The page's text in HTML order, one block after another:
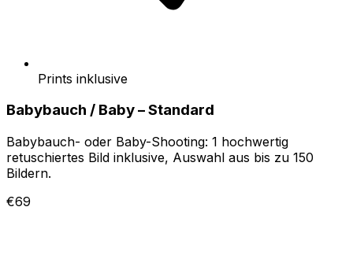
Prints inklusive
Babybauch / Baby – Standard
Babybauch- oder Baby-Shooting: 1 hochwertig
retuschiertes Bild inklusive, Auswahl aus bis zu 150
Bildern.
€69